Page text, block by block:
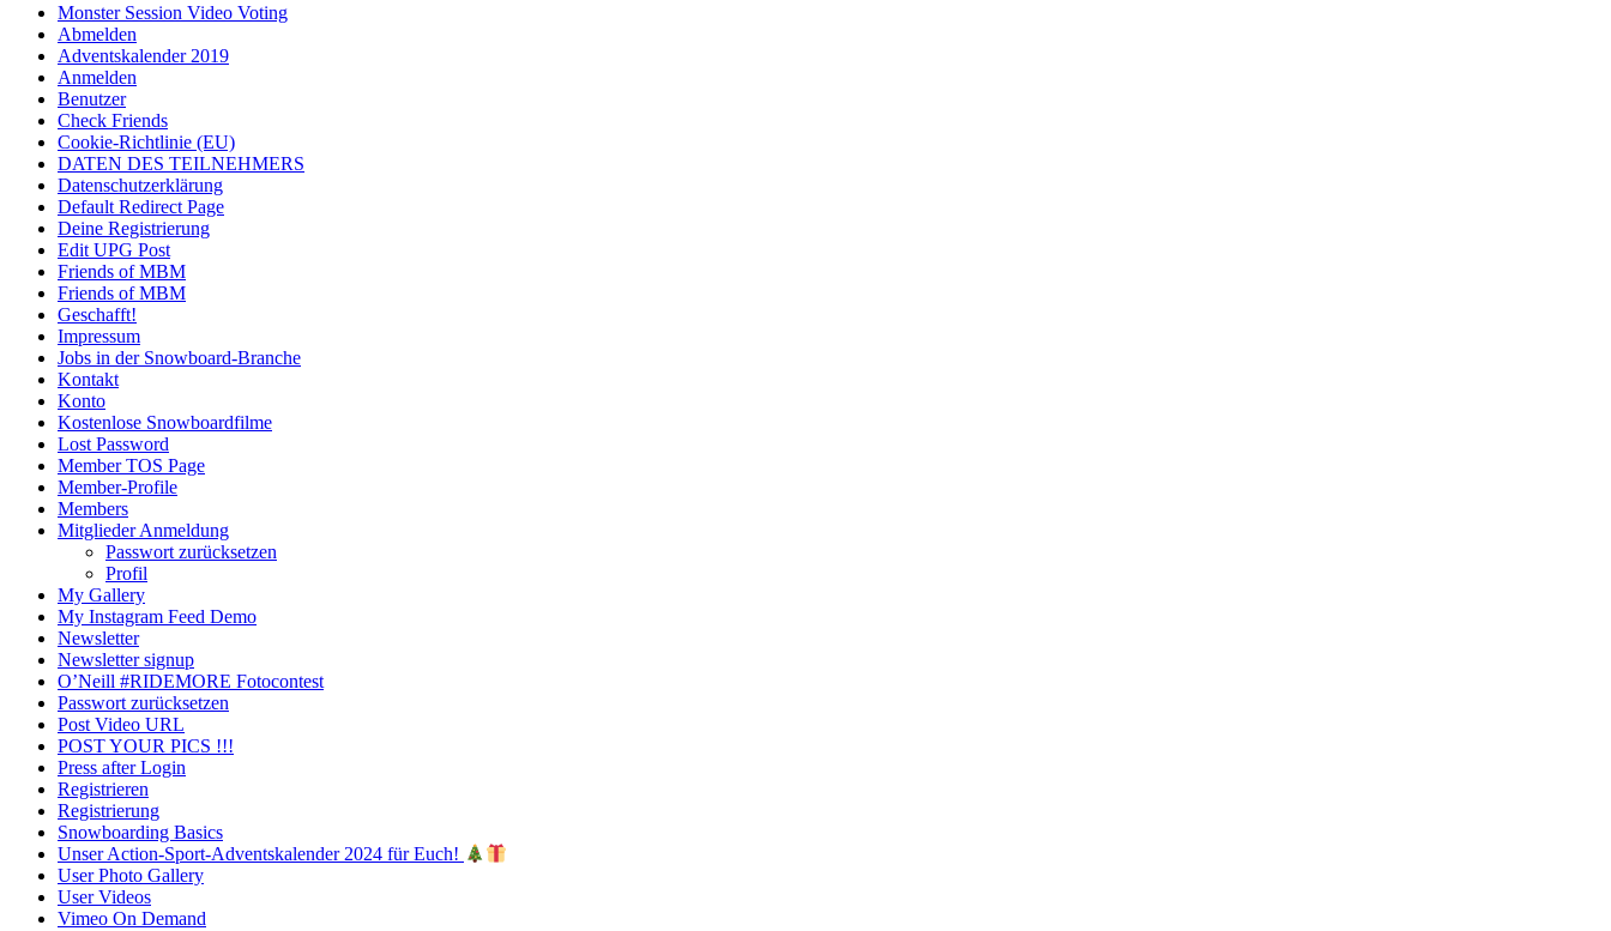
Monster Session Video Voting
Abmelden
Adventskalender 2019
Anmelden
Benutzer
Check Friends
Cookie-Richtlinie (EU)
DATEN DES TEILNEHMERS
Datenschutzerklärung
Default Redirect Page
Deine Registrierung
Edit UPG Post
Friends of MBM
Friends of MBM
Geschafft!
Impressum
Jobs in der Snowboard-Branche
Kontakt
Konto
Kostenlose Snowboardfilme
Lost Password
Member TOS Page
Member-Profile
Members
Mitglieder Anmeldung
Passwort zurücksetzen
Profil
My Gallery
My Instagram Feed Demo
Newsletter
Newsletter signup
O’Neill #RIDEMORE Fotocontest
Passwort zurücksetzen
Post Video URL
POST YOUR PICS !!!
Press after Login
Registrieren
Registrierung
Snowboarding Basics
Unser Action-Sport-Adventskalender 2024 für Euch!
User Photo Gallery
User Videos
Vimeo On Demand